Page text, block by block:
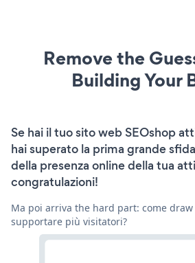
Remove the
Building Your
Se hai il tuo sito web SEOshop
hai superato la prima grande
della presenza online della tua
congratulazioni!
Ma poi arriva the hard part: come
supportare più visitatori?